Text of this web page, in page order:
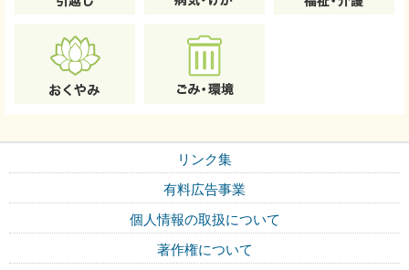
リンク集
有料広告事業
個人情報の取扱について
著作権について